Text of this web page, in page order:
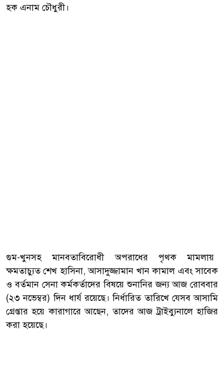
হক এনাম চৌধুরী।
গুম-খুনসহ মানবতাবিরোধী অপরাধের পৃথক মামলায়
ক্ষমতাচ্যুত শেখ হাসিনা, আসাদুজ্জামান খান কামাল এবং সাবেক
ও বর্তমান সেনা কর্মকর্তাদের বিষয়ে শুনানির জন্য আজ রোববার
(২৩ নভেম্বর) দিন ধার্য রয়েছে। নির্ধারিত তারিখে যেসব আসামি
গ্রেপ্তার হয়ে কারাগারে আছেন, তাদের আজ ট্রাইব্যুনালে হাজির
করা হয়েছে।